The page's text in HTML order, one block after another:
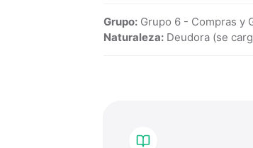
Grupo: Grupo 6 - Compras y
Naturaleza: Deudora (se